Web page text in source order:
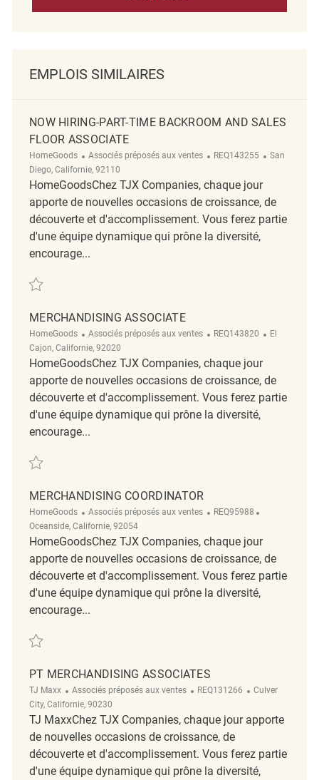
EMPLOIS SIMILAIRES
NOW HIRING-PART-TIME BACKROOM AND SALES
FLOOR ASSOCIATE
HomeGoods Catégorie
Associés préposés aux ventes ReqId
REQ143255
San
Diego, Californie, 92110
HomeGoodsChez TJX Companies, chaque jour
apporte de nouvelles occasions de croissance, de
découverte et d'accomplissement. Vous ferez partie
d'une équipe dynamique qui prône la diversité,
encourage...
Sauvegarder Now Hiring-Part-Time Backroom and Sales Floor
MERCHANDISING ASSOCIATE
HomeGoods Catégorie
Associés préposés aux ventes ReqId
REQ143820
El
Cajon, Californie, 92020
HomeGoodsChez TJX Companies, chaque jour
apporte de nouvelles occasions de croissance, de
découverte et d'accomplissement. Vous ferez partie
d'une équipe dynamique qui prône la diversité,
encourage...
Sauvegarder Merchandising Associate REQ143820
MERCHANDISING COORDINATOR
HomeGoods Catégorie
Associés préposés aux ventes ReqId
REQ95988
Oceanside, Californie, 92054
HomeGoodsChez TJX Companies, chaque jour
apporte de nouvelles occasions de croissance, de
découverte et d'accomplissement. Vous ferez partie
d'une équipe dynamique qui prône la diversité,
encourage...
Sauvegarder Merchandising coordinator REQ95988
PT MERCHANDISING ASSOCIATES
TJ Maxx Catégorie
Associés préposés aux ventes ReqId
REQ131266 Emplacement
Culver
City, Californie, 90230
TJ MaxxChez TJX Companies, chaque jour apporte
de nouvelles occasions de croissance, de
découverte et d'accomplissement. Vous ferez partie
d'une équipe dynamique qui prône la diversité,